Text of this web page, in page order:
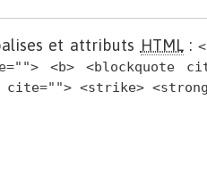
et attributs HTML:
<b> <blockquote
cite=""> <strike>